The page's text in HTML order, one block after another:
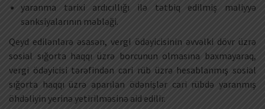
yaranma tarixi ardıcıllığı ilə tətbiq edilmiş maliyyə
sanksiyalarının məbləği.
Qeyd edilənlərə əsasən, vergi ödəyicisinin əvvəlki dövr üzrə
sosial sığorta haqqı üzrə borcunun olmasına baxmayaraq,
vergi ödəyicisi tərəfindən cari rüb üzrə hesablanmış sosial
sığorta haqqı üzrə aparılan ödənişlər cari rübdə yaranmış
öhdəliyin yerinə yetirilməsinə aid edilir.